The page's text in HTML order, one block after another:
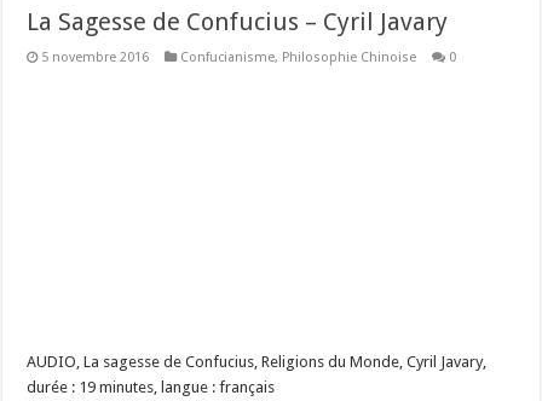
La Sagesse de Confucius – Cyril Javary
5 novembre 2016 Confucianisme, Philosophie Chinoise 0
AUDIO, La sagesse de Confucius, Religions du Monde, Cyril Javary,
durée : 19 minutes, langue : français